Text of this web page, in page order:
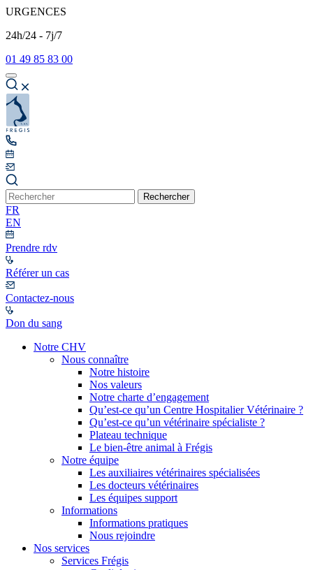
URGENCES
24h/24 - 7j/7
01 49 85 83 00
Rechercher
FR
EN
Prendre rdv
Référer un cas
Contactez-nous
Don du sang
Notre CHV
Nous connaître
Notre histoire
Nos valeurs
Notre charte d’engagement
Qu’est-ce qu’un Centre Hospitalier Vétérinaire ?
Qu’est-ce qu’un vétérinaire spécialiste ?
Plateau technique
Le bien-être animal à Frégis
Notre équipe
Les auxiliaires vétérinaires spécialisées
Les docteurs vétérinaires
Les équipes support
Informations
Informations pratiques
Nous rejoindre
Nos services
Services Frégis